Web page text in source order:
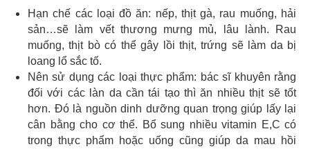
Hạn chế các loại đồ ăn: nếp, thịt gà, rau muống, hải
sản…sẽ làm vết thương mưng mủ, lâu lành. Rau
muống, thịt bò có thể gây lồi thịt, trứng sẽ làm da bị
loang lổ sắc tố.
Nên sử dụng các loại thực phẩm: bác sĩ khuyên rằng
đối với các làn da cần tái tạo thì ăn nhiều thịt sẽ tốt
hơn. Đó là nguồn dinh dưỡng quan trọng giúp lấy lại
cân bằng cho cơ thể. Bổ sung nhiều vitamin E,C có
trong thực phẩm hoặc uống cũng giúp da mau hồi